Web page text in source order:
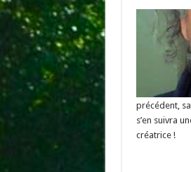
précédent,
s’en suivra
créatrice !